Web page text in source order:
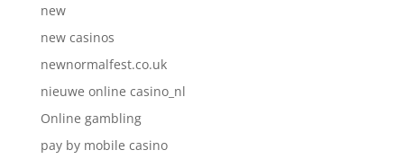
new
new casinos
newnormalfest.co.uk
nieuwe online casino_nl
Online gambling
pay by mobile casino